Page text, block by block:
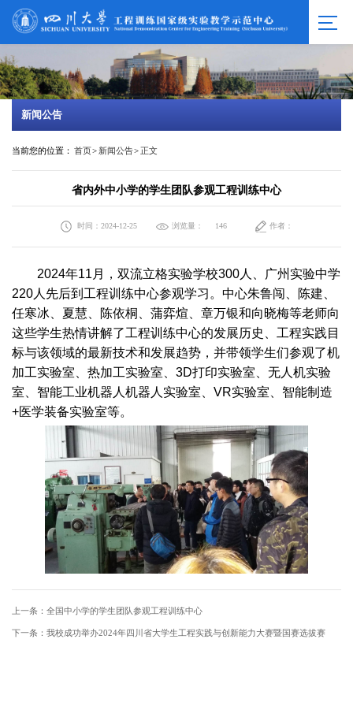
新闻公告
当前您的位置： 首页> 新闻公告>正文
省内外中小学的学生团队参观工程训练中心
时间：2024-12-25 浏览量： 146 作者：
2024年11月，双流立格实验学校300人、广州实验中学
220人先后到工程训练中心参观学习。中心朱鲁闯、陈建、
任寒冰、夏慧、陈依桐、蒲弈煊、章万银和向晓梅等老师向
这些学生热情讲解了工程训练中心的发展历史、工程实践目
标与该领域的最新技术和发展趋势，并带领学生们参观了机
加工实验室、热加工实验室、3D打印实验室、无人机实验
室、智能工业机器人机器人实验室、VR实验室、智能制造
+医学装备实验室等。
上一条： 全国中小学的学生团队参观工程训练中心
下一条： 我校成功举办2024年四川省大学生工程实践与创新能力大赛暨国赛选拔赛